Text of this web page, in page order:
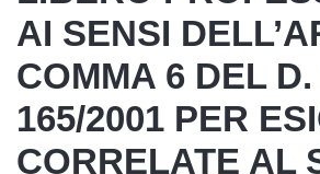
AI SENSI
COMMA 6 DEL
165/2001 PER
CORRELATE AL